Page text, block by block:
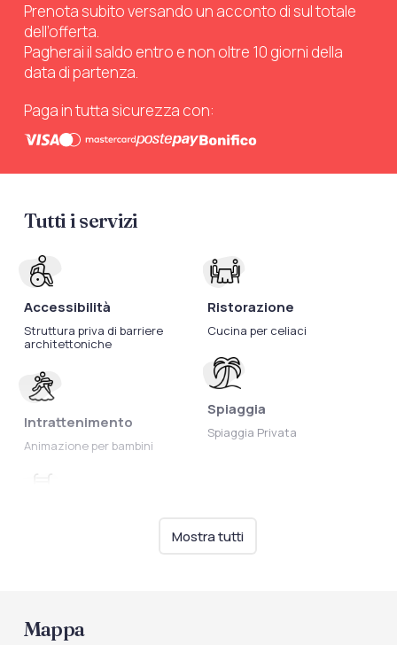
Prenota subito versando un acconto di sul totale
dell’offerta.
Pagherai il saldo entro e non oltre 10 giorni della
data di partenza.
Paga in tutta sicurezza con:
Tutti i servizi
Accessibilità
Struttura priva di barriere
architettoniche
Intrattenimento
Animazione per bambini
Ristorazione
Cucina per celiaci
Spiaggia
Spiaggia Privata
Mostra tutti
Mappa